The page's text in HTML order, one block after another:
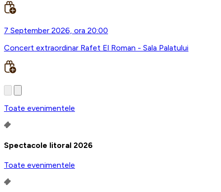
7 September 2026, ora 20:00
Concert extraordinar Rafet El Roman - Sala Palatului
Toate evenimentele
Spectacole litoral 2026
Toate evenimentele